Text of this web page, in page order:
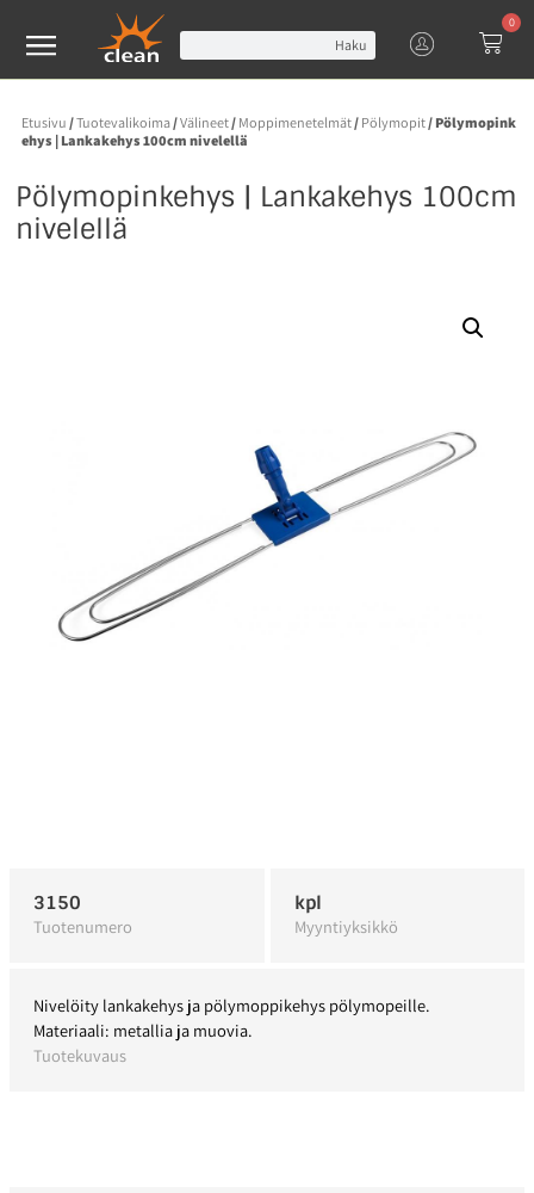
Haku
0
Etusivu /Tuotevalikoima/Välineet/ Moppimenetelmät/ Pölymopit/ Pölymopink
ehys | Lankakehys 100cm nivelellä
Pölymopinkehys | Lankakehys 100cm
nivelellä
3150
Tuotenumero
kpl
Myyntiyksikkö
Nivelöity lankakehys ja pölymoppikehys pölymopeille.
Materiaali: metallia ja muovia.
Tuotekuvaus